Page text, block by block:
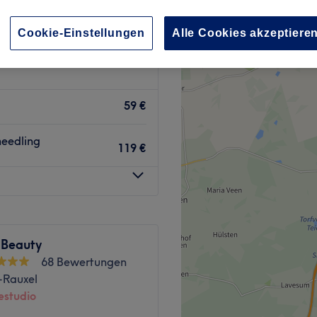
59 €
119 €
68 Bewertungen
Cookie-Einstellungen Alle Cookies